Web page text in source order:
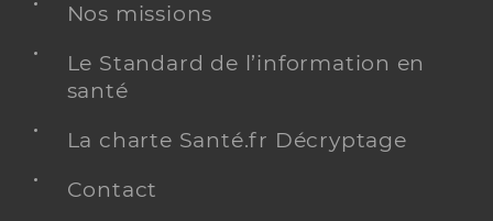
Nos missions
Le Standard de l’information en
santé
La charte Santé.fr Décryptage
Contact